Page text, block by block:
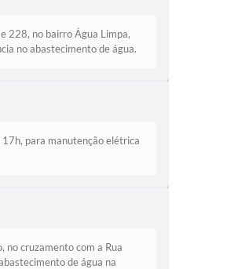
228, no bairro Água Limpa,
no abastecimento de água.
para manutenção elétrica
no cruzamento com a Rua
de água na